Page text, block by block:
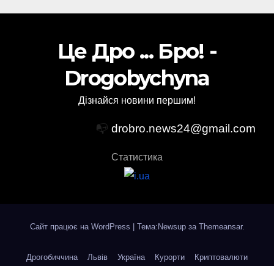
Це Дро ... Бро! -
Drogobychyna
Дізнайся новини першим!
📭 drobro.news24@gmail.com
Статистика
Сайт працює на WordPress Тема:Newsup за Themeansar.
Дрогобиччина Львів Україна Курорти Криптовалюти